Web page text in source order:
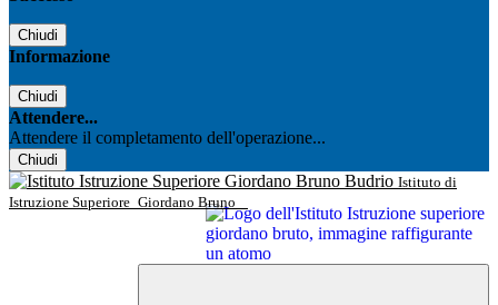
Chiudi
Informazione
Chiudi
Attendere...
Attendere il completamento dell'operazione...
Chiudi
Istituto di
Istruzione Superiore Giordano Bruno